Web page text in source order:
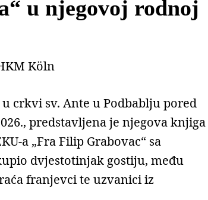
u njegovoj rodnoj
Köln
crkvi sv. Ante u Podbablju pored
predstavljena je njegova knjiga
a „Fra Filip Grabovac“ sa
dvjestotinjak gostiju, među
franjevci te uzvanici iz